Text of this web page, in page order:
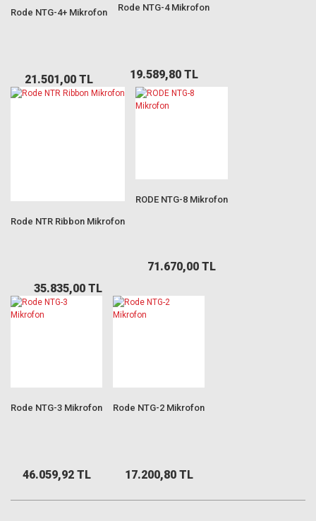
Rode NTG-4+ Mikrofon
21.501,00 TL
Rode NTG-4 Mikrofon
19.589,80 TL
Rode NTR Ribbon Mikrofon
35.835,00 TL
RODE NTG-8 Mikrofon
71.670,00 TL
Rode NTG-3 Mikrofon
46.059,92 TL
Rode NTG-2 Mikrofon
17.200,80 TL